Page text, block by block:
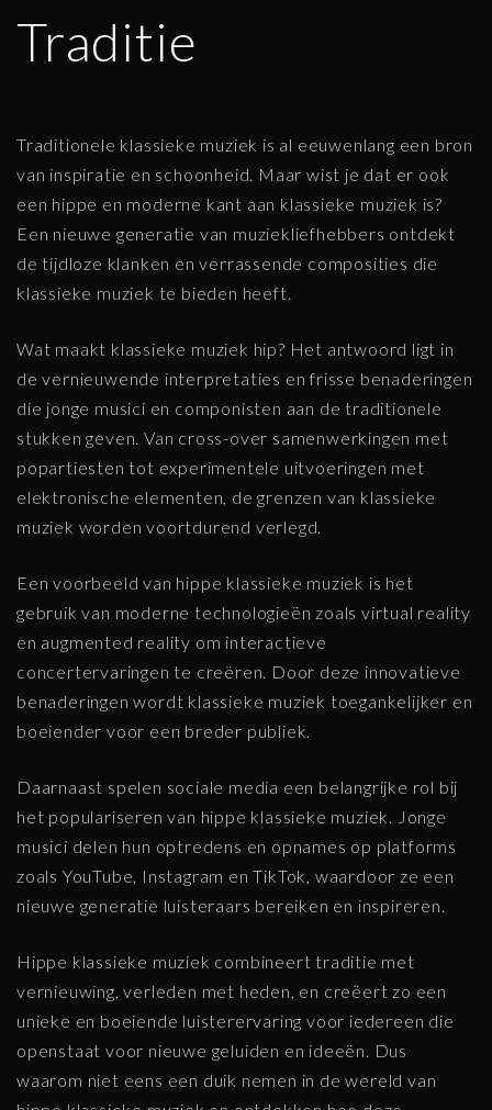
Traditie
Traditionele klassieke muziek is al eeuwenlang een bron
van inspiratie en schoonheid. Maar wist je dat er ook
een hippe en moderne kant aan klassieke muziek is?
Een nieuwe generatie van muziekliefhebbers ontdekt
de tijdloze klanken en verrassende composities die
klassieke muziek te bieden heeft.
Wat maakt klassieke muziek hip? Het antwoord ligt in
de vernieuwende interpretaties en frisse benaderingen
die jonge musici en componisten aan de traditionele
stukken geven. Van cross-over samenwerkingen met
popartiesten tot experimentele uitvoeringen met
elektronische elementen, de grenzen van klassieke
muziek worden voortdurend verlegd.
Een voorbeeld van hippe klassieke muziek is het
gebruik van moderne technologieën zoals virtual reality
en augmented reality om interactieve
concertervaringen te creëren. Door deze innovatieve
benaderingen wordt klassieke muziek toegankelijker en
boeiender voor een breder publiek.
Daarnaast spelen sociale media een belangrijke rol bij
het populariseren van hippe klassieke muziek. Jonge
musici delen hun optredens en opnames op platforms
zoals YouTube, Instagram en TikTok, waardoor ze een
nieuwe generatie luisteraars bereiken en inspireren.
Hippe klassieke muziek combineert traditie met
vernieuwing, verleden met heden, en creëert zo een
unieke en boeiende luisterervaring voor iedereen die
openstaat voor nieuwe geluiden en ideeën. Dus
waarom niet eens een duik nemen in de wereld van